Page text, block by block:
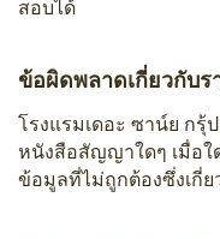
สอบได้
ข้อผิดพลาดเกี่ยวกับร
โรงแรมเดอะ ซาน์ย กรุ้
หนังสือสัญญาใดๆ เมื่อใ
ข้อมูลที่ไม่ถูกต้องซึ่งเกี่ย